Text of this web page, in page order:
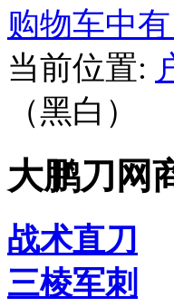
购物车中
当前位置:
（黑白）
大鹏刀网
战术直刀
三棱军刺